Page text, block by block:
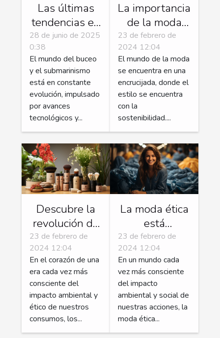
Las últimas
tendencias en
equipos de
submarinismo
28 de junio de 2025
0:38
El mundo del buceo
y el submarinismo
está en constante
evolución, impulsado
por avances
tecnológicos y...
La importancia
de la moda
sostenible en
el mundo
23 de febrero de
2024 12:04
El mundo de la moda
se encuentra en una
encrucijada, donde el
estilo se encuentra
con la
sostenibilidad....
Descubre la
revolución de
los cosméticos
veganos
23 de febrero de
2024 12:04
En el corazón de una
era cada vez más
consciente del
impacto ambiental y
ético de nuestros
consumos, los...
La moda ética
está
refundando la
industria
23 de febrero de
2024 12:04
En un mundo cada
vez más consciente
del impacto
ambiental y social de
nuestras acciones, la
moda ética...